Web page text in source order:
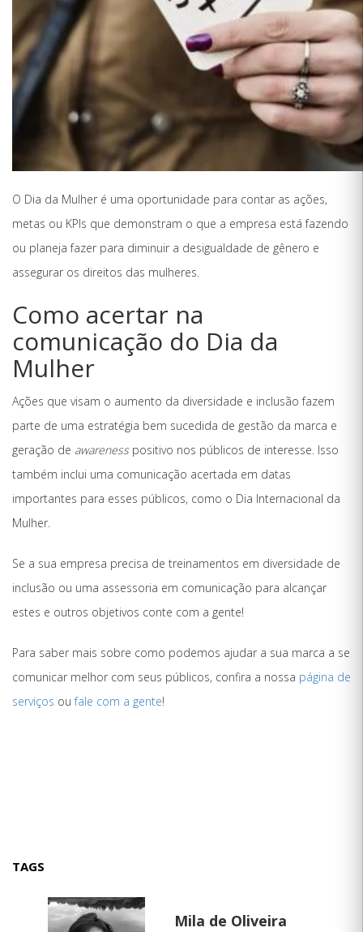
O Dia da Mulher é uma oportunidade para contar as ações,
metas ou KPIs que demonstram o que a empresa está fazendo
ou planeja fazer para diminuir a desigualdade de gênero e
assegurar os direitos das mulheres.
Como acertar na
comunicação do Dia da
Mulher
Ações que visam o aumento da diversidade e inclusão fazem
parte de uma estratégia bem sucedida de gestão da marca e
geração de awarenesspositivo nos públicos de interesse. Isso
também inclui uma comunicação acertada em datas
importantes para esses públicos, como o Dia Internacional da
Mulher.
Se a sua empresa precisa de treinamentos em diversidade de
inclusão ou uma assessoria em comunicação para alcançar
estes e outros objetivos conte com a gente!
Para saber mais sobre como podemos ajudar a sua marca a se
comunicar melhor com seus públicos, confira a nossa página de
serviços oufale com a gente!
TAGS
Mila de Oliveira